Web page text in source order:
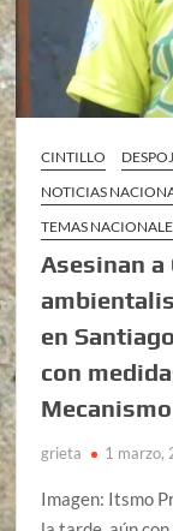
CINTILLO
NOTICIAS
TEMAS
Asesinan a
en
con
Mecanismo
grieta 1 marzo,
Imagen: Itsmo